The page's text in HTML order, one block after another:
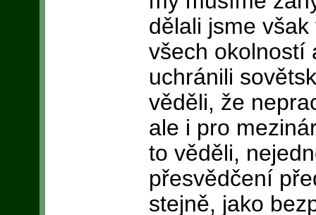
dělali jsme
všech okolností
uchránili
věděli, že
ale i pro
to věděli,
přesvědčení
stejně, jako